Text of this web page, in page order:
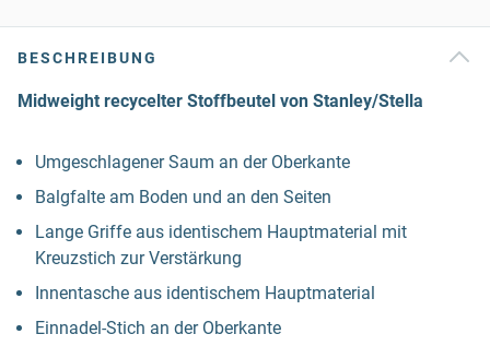
BESCHREIBUNG
Midweight recycelter Stoffbeutel von Stanley/Stella
Umgeschlagener Saum an der Oberkante
Balgfalte am Boden und an den Seiten
Lange Griffe aus identischem Hauptmaterial mit
Kreuzstich zur Verstärkung
Innentasche aus identischem Hauptmaterial
Einnadel-Stich an der Oberkante